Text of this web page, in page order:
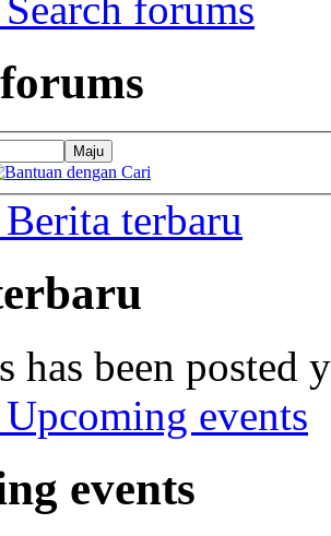
forums
Maju
terbaru
has been posted
events
events